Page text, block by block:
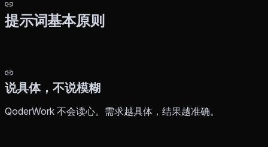
提示词基本原则
说具体，不说模糊
QoderWork 不会读心。需求越具体，结果越准确。